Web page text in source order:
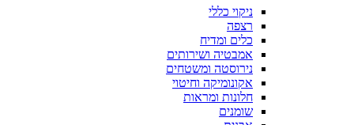
ניקוי כללי
רצפה
כלים ומדיח
אמבטיה ושירותים
נירוסטה ומשטחים
אקונומיקה וחיטוי
חלונות ומראות
שומנים